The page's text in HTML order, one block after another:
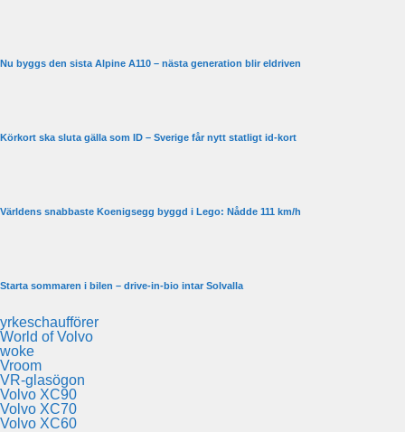
Nu byggs den sista Alpine A110 – nästa generation blir eldriven
Körkort ska sluta gälla som ID – Sverige får nytt statligt id-kort
Världens snabbaste Koenigsegg byggd i Lego: Nådde 111 km/h
Starta sommaren i bilen – drive-in-bio intar Solvalla
yrkeschaufförer
World of Volvo
woke
Vroom
VR-glasögon
Volvo XC90
Volvo XC70
Volvo XC60